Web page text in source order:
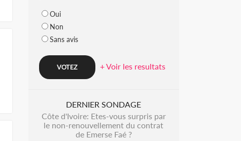
Oui
Non
Sans avis
+ Voir les resultats
DERNIER SONDAGE
Côte d'Ivoire: Etes-vous surpris par
le non-renouvellement du contrat
de Emerse Faé ?